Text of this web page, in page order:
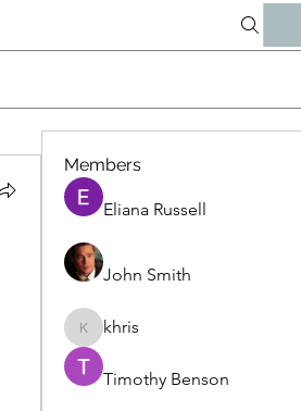
Members
Eliana Russell
John Smith
khris
khris
Timothy Benson